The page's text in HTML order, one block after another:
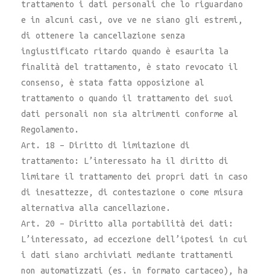
trattamento i dati personali che lo riguardano
e in alcuni casi, ove ve ne siano gli estremi,
di ottenere la cancellazione senza
ingiustificato ritardo quando è esaurita la
finalità del trattamento, è stato revocato il
consenso, è stata fatta opposizione al
trattamento o quando il trattamento dei suoi
dati personali non sia altrimenti conforme al
Regolamento.
Art. 18 – Diritto di limitazione di
trattamento: L’interessato ha il diritto di
limitare il trattamento dei propri dati in caso
di inesattezze, di contestazione o come misura
alternativa alla cancellazione.
Art. 20 – Diritto alla portabilità dei dati:
L’interessato, ad eccezione dell’ipotesi in cui
i dati siano archiviati mediante trattamenti
non automatizzati (es. in formato cartaceo), ha